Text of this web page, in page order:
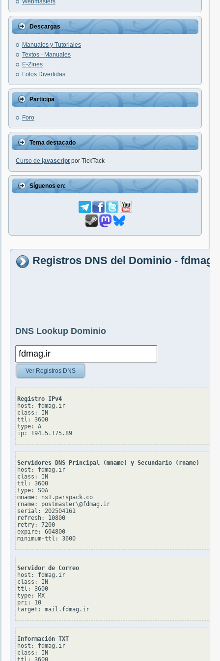
Webmasters
Descargas
Manuales y Tutoriales
Textos - Manuales
E-Zines
Fotos Divertidas
Participa
Foro
Tema destacado
Curso de javascript por TickTack
Síguenos en:
Registros DNS del Dominio -
DNS Lookup Dominio
Ver Registros DNS
Registro IPv4
host: fdmag.ir
class: IN
ttl: 3600
type: A
Servidores DNS Principal (mname) y Secundario (rname)
host: fdmag.ir
class: IN
ttl: 3600
type: SOA
mname: ns1.parspack.co
rname: postmaster\@fdmag.ir
serial: 202504161
refresh: 10800
retry: 7200
expire: 604800
Servidor de Correo
host: fdmag.ir
class: IN
ttl: 3600
type: MX
pri: 10
Información TXT
host: fdmag.ir
class: IN